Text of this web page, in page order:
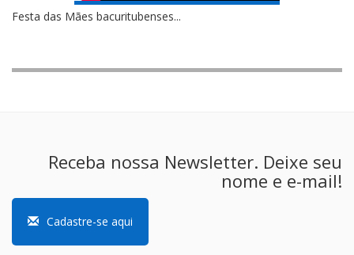
Festa das Mães bacuritubenses...
Receba nossa Newsletter. Deixe seu
nome e e-mail!
Cadastre-se aqui